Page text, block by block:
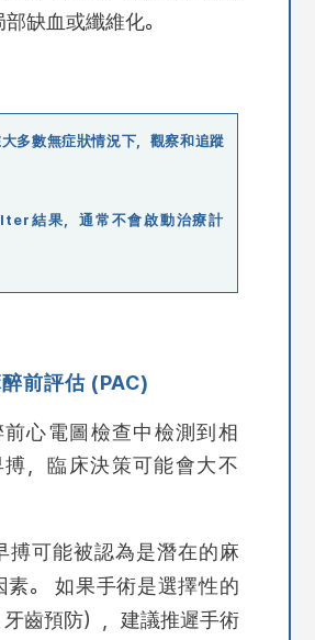
缺血或纖維化。
多數無症狀情況下，觀察和追蹤
結果，通常不會啟動治療計
前評估 (PAC)
心電圖檢查中檢測到相
，臨床決策可能會大不
搏可能被認為是潛在的麻
素。 如果手術是選擇性的
牙齒預防），建議推遲手術